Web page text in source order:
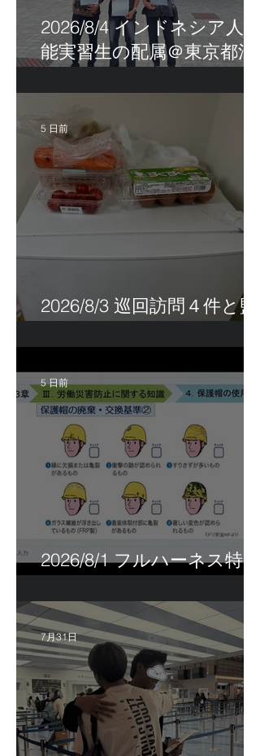
2026/8/4 インドネシア人技
能実習生の配属＠東京都江
2026/8/3 巡回訪問４件と監
5 日前
2026/8/1 フルハーネス特別
5 日前
7月31日